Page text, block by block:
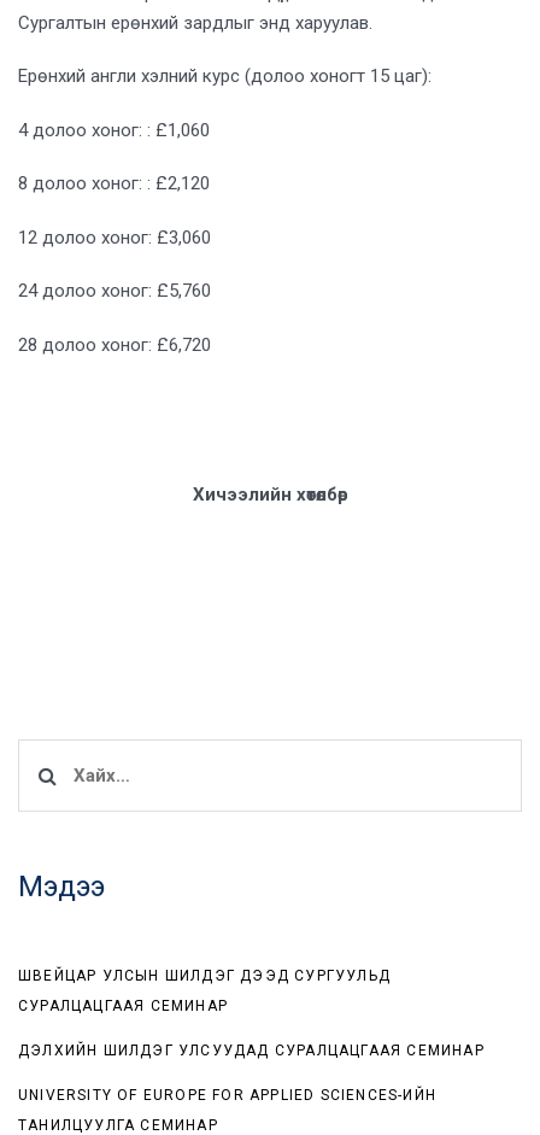
Мэдээ
ШВЕЙЦАР УЛСЫН ШИЛДЭГ ДЭЭД СУРГУУЛЬД
СУРАЛЦАЦГААЯ СЕМИНАР
ДЭЛХИЙН ШИЛДЭГ УЛСУУДАД СУРАЛЦАЦГААЯ СЕМИНАР
UNIVERSITY OF EUROPE FOR APPLIED SCIENCES-ИЙН
ТАНИЛЦУУЛГА СЕМИНАР
Сургалтын ерөнхий зардлыг энд харуулав.
Ерөнхий англи хэлний курс (долоо хоногт 15 цаг):
4 долоо хоног: : £1,060
8 долоо хоног: : £2,120
12 долоо хоног: £3,060
24 долоо хоног: £5,760
28 долоо хоног: £6,720
Хичээлийн хөтөлбөр